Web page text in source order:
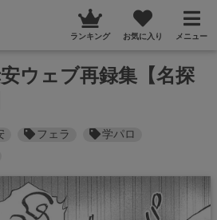
ランキング お気に入り メニュー
ウェブ再録集【名探
フェラ
学パロ